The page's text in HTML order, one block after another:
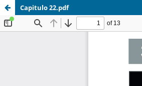
Capitulo 22.pdf